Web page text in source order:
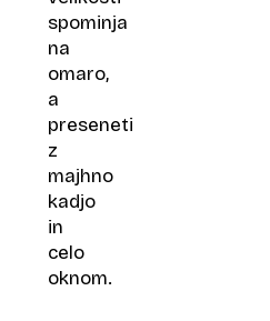
spominja
na
omaro,
a
preseneti
z
majhno
kadjo
in
celo
oknom.